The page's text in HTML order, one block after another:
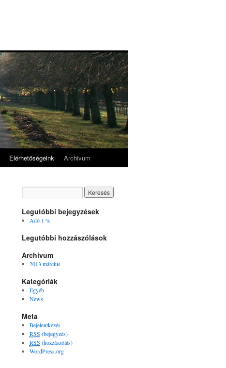
Elérhetöségeink Archivum
Legutóbbi bejegyzések
Adó 1 %
Legutóbbi hozzászólások
Archívum
2013 március
Kategóriák
Egyéb
News
Meta
Bejelentkezés
RSS (bejegyzés)
RSS (hozzászólás)
WordPress.org